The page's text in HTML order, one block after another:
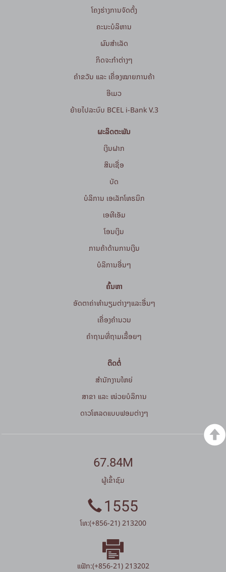
ໂຄງຮ່າງການຈັດຕັ້ງ
ຄະນະບໍລິຫານ
ຜົນສຳເລັດ
ກິດຈະກໍາຕ່າງໆ
ຄຳຂວັນ ແລະ ເຄື່ອງໝາຍການຄ້າ
ອີເມວ
ຍ້າຍໄປລະບົບ BCEL i-Bank V.3
ຜະລິດຕະພັນ
ເງິນຝາກ
ສິນເຊື່ອ
ບັດ
ບໍລິການ ເອເລັກໂທຣນິກ
ເອທີເອັມ
ໂອນເງິນ
ການຄ້າດ້ານການເງິນ
ບໍລິການອື່ນໆ
ຄົ້ນຫາ
ອັດຕາຄ່າທຳນຽມຕ່າງໆແລະອື່ນໆ
ເຄື່ອງຄຳນວນ
ຄໍາຖາມທີ່ຖາມເລື້ອຍໆ
ຕິດຕໍ່
ສໍານັກງານໃຫຍ່
ສາຂາ ແລະ ໜ່ວຍບໍລິການ
ດາວໂຫລດແບບຟອມຕ່າງໆ
67.84M
ຜູ້ເຂົ້າຊົມ
1555
ໂທ:(+856-21) 213200
ແຟັກ:(+856-21) 213202